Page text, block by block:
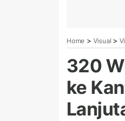
Home > Visual >
320
ke